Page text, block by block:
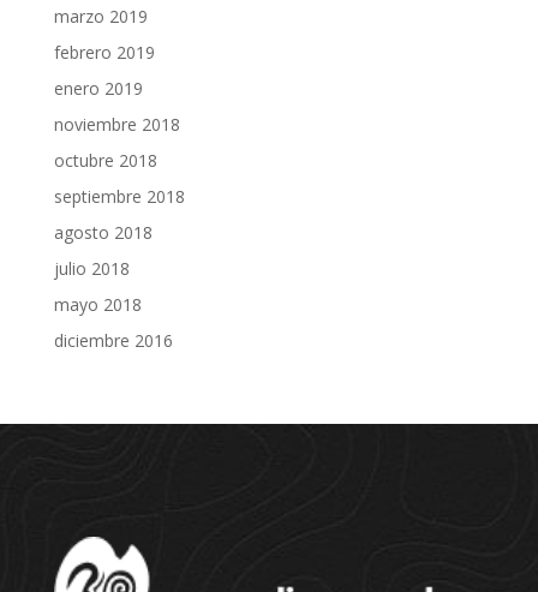
marzo 2019
febrero 2019
enero 2019
noviembre 2018
octubre 2018
septiembre 2018
agosto 2018
julio 2018
mayo 2018
diciembre 2016